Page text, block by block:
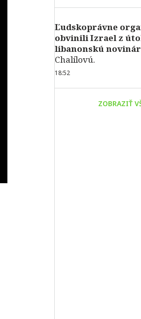
Ľudskoprávne
obvinili Izrael z
libanonskú
Chalílovú.
18:52
ZOBRAZIŤ